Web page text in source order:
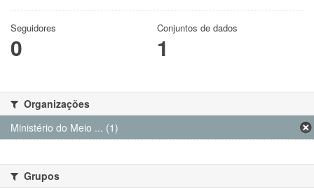
Seguidores
0
Conjuntos de dados
1
Organizações
Ministério do Meio ... (1)
Grupos